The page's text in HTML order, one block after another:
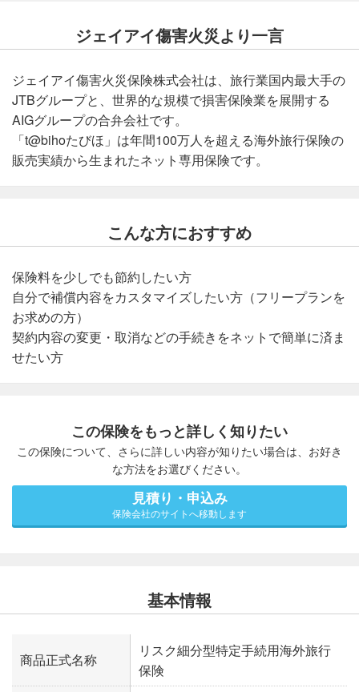
ジェイアイ傷害火災より一言
ジェイアイ傷害火災保険株式会社は、旅行業国内最大手の
JTBグループと、世界的な規模で損害保険業を展開する
AIGグループの合弁会社です。
「t@bihoたびほ」は年間100万人を超える海外旅行保険の
販売実績から生まれたネット専用保険です。
こんな方におすすめ
保険料を少しでも節約したい方
自分で補償内容をカスタマイズしたい方（フリープランを
お求めの方）
契約内容の変更・取消などの手続きをネットで簡単に済ま
せたい方
この保険をもっと詳しく知りたい
この保険について、さらに詳しい内容が知りたい場合は、お好き
な方法をお選びください。
見積り・申込み
保険会社のサイトへ移動します
基本情報
商品正式名称
リスク細分型特定手続用海外旅行
保険